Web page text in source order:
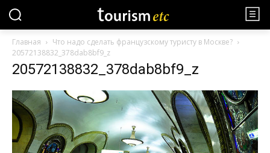
Главная
Что надо сделать французскому туристу в Москве?
20572138832_378dab8bf9_z
20572138832_378dab8bf9_z